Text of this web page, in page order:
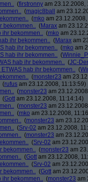
(firstronny am 23.12.2008,
(magic8ball
am
(mko am
bekommen.. (Marax am
ihr bekommen.. (mko am
ihr bekommen.. (Marax am
hab ihr bekommen.. (mko am
hab ihr bekommen.. (
hab ihr bekommen.. (JC-
hab ihr bekommen.. (
(monster23 am
(rufus am 23.12.2008, 11:13:59)
(monster23 am
(Gott am 23.12.2008, 11:14:14)
(monster23 am
(mko am 23.12.2008,
(monster23 am
(Srv-02 am 23.12.2008,
(monster23 am
(Srv-02 am
bekommen.. (monster23 am
(Gott am 23.12.2008,
(Srv-02 am
bekommen.. (Gott am
ihr bekommen.. (monster23 am